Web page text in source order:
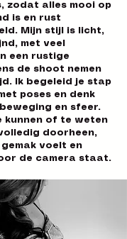
zodat alles mooi op
is en rust
Mijn stijl is licht,
met veel
een rustige
de shoot nemen
Ik begeleid je stap
poses en denk
en sfeer.
kunnen of te weten
doorheen,
voelt en
de camera staat.